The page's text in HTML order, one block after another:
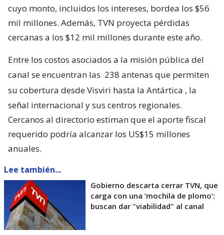
cuyo monto, incluidos los intereses, bordea los $56
mil millones. Además, TVN proyecta pérdidas
cercanas a los $12 mil millones durante este año.
Entre los costos asociados a la misión pública del
canal se encuentran las 238 antenas que permiten
su cobertura desde Visviri hasta la Antártica , la
señal internacional y sus centros regionales.
Cercanos al directorio estiman que el aporte fiscal
requerido podría alcanzar los US$15 millones
anuales.
Lee también...
Gobierno descarta cerrar TVN, que
carga con una ’mochila de plomo’:
buscan dar "viabilidad" al canal